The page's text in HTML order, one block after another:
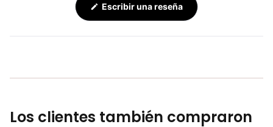
Escribir una reseña(Se
abre
en
nueva
Los clientes también compraron